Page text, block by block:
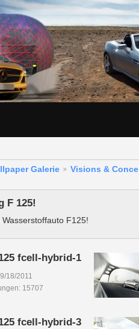
Galerie
Visions &
F 125!
F125!
fcell-hybrid-1
18/2011
15707
fcell-hybrid-3